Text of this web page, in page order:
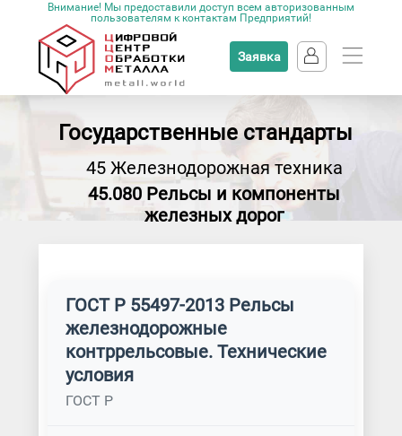
Внимание! Мы предоставили доступ всем авторизованным
пользователям к контактам Предприятий!
Заявка
Государственные стандарты
45 Железнодорожная техника
45.080 Рельсы и компоненты
железных дорог
ГОСТ Р 55497-2013 Рельсы
железнодорожные
контррельсовые. Технические
условия
ГОСТ Р